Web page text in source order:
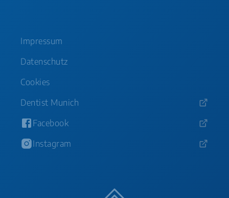
Impressum
Datenschutz
Cookies
Dentist Munich
Facebook
Instagram